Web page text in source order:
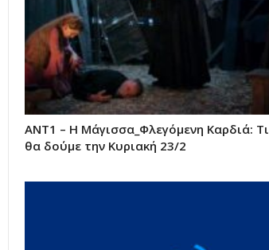
ANT1 – Η Μάγισσα_Φλεγόμενη Καρδιά: Τι
θα δούμε την Κυριακή 23/2